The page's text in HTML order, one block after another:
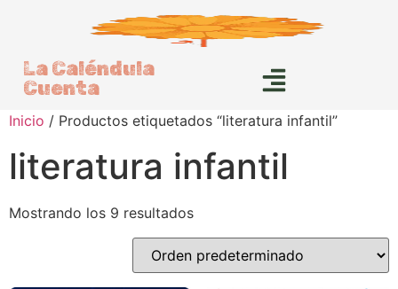
La Caléndula
Cuenta
Inicio / Productos etiquetados “literatura infantil”
literatura infantil
Mostrando los 9 resultados